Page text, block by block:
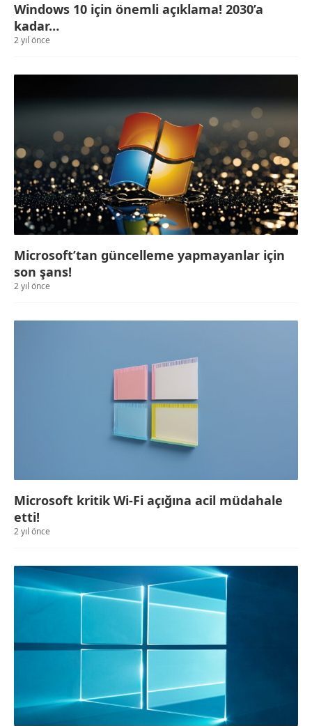
Windows 10 için önemli açıklama! 2030’a
kadar…
2 yıl önce
Microsoft’tan güncelleme yapmayanlar için
son şans!
2 yıl önce
Microsoft kritik Wi-Fi açığına acil müdahale
etti!
2 yıl önce